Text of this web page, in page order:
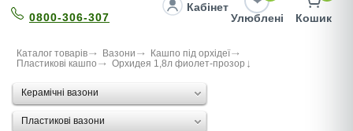
0800-306-307
Кабінет
Улюблені Кошик
Каталог товарів Вазони
Кашпо під орхідеї
Пластикові кашпо
Орхидея 1,8л фиолет-прозор
Керамічні вазони
Пластикові вазони